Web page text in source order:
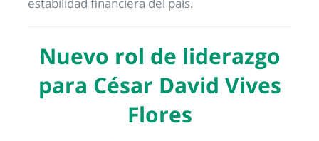
Nuevo rol de liderazgo
para César David Vives
Flores